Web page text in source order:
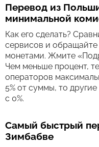
Перевод из
минимальной
Как его сделать?
сервисов и
монетами. Жмите
Чем меньше процент,
операторов
5% от суммы, то
с 0%.
Самый быстрый
Зимбабве